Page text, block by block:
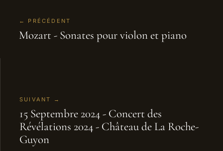
← PRÉCÉDENT
Mozart - Sonates pour violon et piano
SUIVANT →
15 Septembre 2024 - Concert des
Révélations 2024 - Château de La Roche-
Guyon